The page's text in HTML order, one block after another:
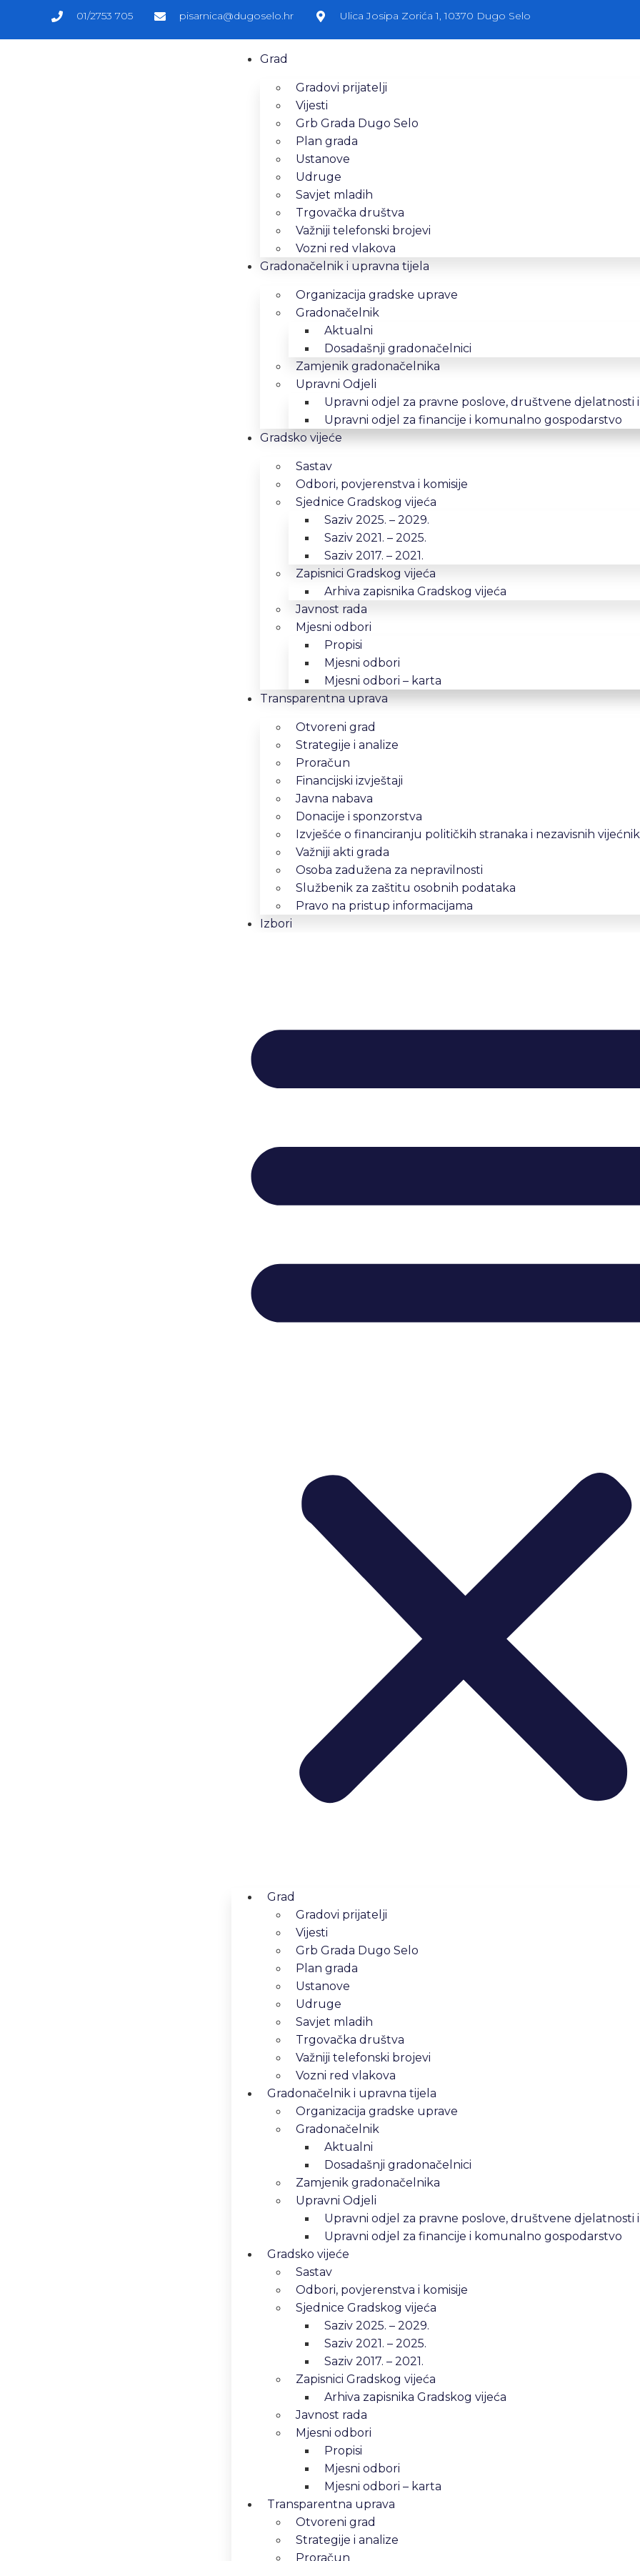
01/2753 705 pisarnica@dugoselo.hr Ulica Josipa Zorića 1, 10370 Dugo Selo
Grad
Gradovi prijatelji
Vijesti
Grb Grada Dugo Selo
Plan grada
Ustanove
Udruge
Savjet mladih
Trgovačka društva
Važniji telefonski brojevi
Vozni red vlakova
Gradonačelnik i upravna tijela
Organizacija gradske uprave
Gradonačelnik
Aktualni
Dosadašnji gradonačelnici
Zamjenik gradonačelnika
Upravni Odjeli
Upravni odjel za pravne poslove, društvene djelatnosti
Upravni odjel za financije i komunalno gospodarstvo
Gradsko vijeće
Sastav
Odbori, povjerenstva i komisije
Sjednice Gradskog vijeća
Saziv 2025. – 2029.
Saziv 2021. – 2025.
Saziv 2017. – 2021.
Zapisnici Gradskog vijeća
Arhiva zapisnika Gradskog vijeća
Javnost rada
Mjesni odbori
Propisi
Mjesni odbori
Mjesni odbori – karta
Transparentna uprava
Otvoreni grad
Strategije i analize
Proračun
Financijski izvještaji
Javna nabava
Donacije i sponzorstva
Izvješće o financiranju političkih stranaka i nezavisnih
Važniji akti grada
Osoba zadužena za nepravilnosti
Službenik za zaštitu osobnih podataka
Pravo na pristup informacijama
Izbori
Grad
Gradovi prijatelji
Vijesti
Grb Grada Dugo Selo
Plan grada
Ustanove
Udruge
Savjet mladih
Trgovačka društva
Važniji telefonski brojevi
Vozni red vlakova
Gradonačelnik i upravna tijela
Organizacija gradske uprave
Gradonačelnik
Aktualni
Dosadašnji gradonačelnici
Zamjenik gradonačelnika
Upravni Odjeli
Upravni odjel za pravne poslove, društvene djelatnosti
Upravni odjel za financije i komunalno gospodarstvo
Gradsko vijeće
Sastav
Odbori, povjerenstva i komisije
Sjednice Gradskog vijeća
Saziv 2025. – 2029.
Saziv 2021. – 2025.
Saziv 2017. – 2021.
Zapisnici Gradskog vijeća
Arhiva zapisnika Gradskog vijeća
Javnost rada
Mjesni odbori
Propisi
Mjesni odbori
Mjesni odbori – karta
Transparentna uprava
Otvoreni grad
Strategije i analize
Proračun